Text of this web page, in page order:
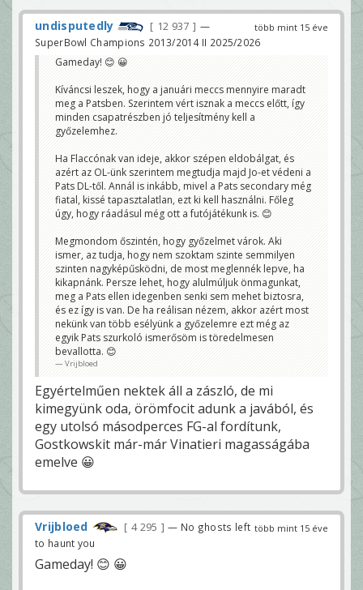
több mint 15 éve
undisputedly 12 937
—
SuperBowl Champions 2013/2014 II 2025/2026
Gameday! 😊 😀
Kíváncsi leszek, hogy a januári meccs mennyire maradt
meg a Patsben. Szerintem vért isznak a meccs előtt, így
minden csapatrészben jó teljesítmény kell a
győzelemhez.
Ha Flaccónak van ideje, akkor szépen eldobálgat, és
azért az OL-ünk szerintem megtudja majd Jo-et védeni a
Pats DL-től. Annál is inkább, mivel a Pats secondary még
fiatal, kissé tapasztalatlan, ezt ki kell használni. Főleg
úgy, hogy ráadásul még ott a futójátékunk is. 😊
Megmondom őszintén, hogy győzelmet várok. Aki
ismer, az tudja, hogy nem szoktam szinte semmilyen
szinten nagyképűsködni, de most meglennék lepve, ha
kikapnánk. Persze lehet, hogy alulmúljuk önmagunkat,
meg a Pats ellen idegenben senki sem mehet biztosra,
és ez így is van. De ha reálisan nézem, akkor azért most
nekünk van több esélyünk a győzelemre ezt még az
egyik Pats szurkoló ismerősöm is töredelmesen
bevallotta. 😊
Vrijbloed
Egyértelműen nektek áll a zászló, de mi
kimegyünk oda, örömfocit adunk a javából, és
egy utolsó másodperces FG-al fordítunk,
Gostkowskit már-már Vinatieri magasságába
emelve 😀
több mint 15 éve
Vrijbloed 4 295
— No ghosts left
to haunt you
Gameday! 😊 😀